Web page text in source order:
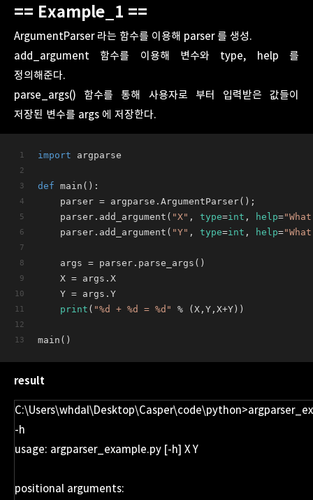
== Example_1 ==
ArgumentParser 라는 함수를 이용해 parser 를 생성.
add_argument 함수를 이용해 변수와 type, help 를
정의해준다.
parse_args() 함수를 통해 사용자로 부터 입력받은 값들이
저장된 변수를 args 에 저장한다.
import argparse
def main ():
	parser = argparse.ArgumentParser();
	parser.add_argument(
"X" , type=int , help=
	parser.add_argument(
"Y" , type=int , help=
	args = parser.parse_args()
	X = args.X
	Y = args.Y
print ( "%d + %d = %d" % (X,Y,X+Y))
main()
result
-h
usage: argparser_example.py [-h] X Y
positional arguments: